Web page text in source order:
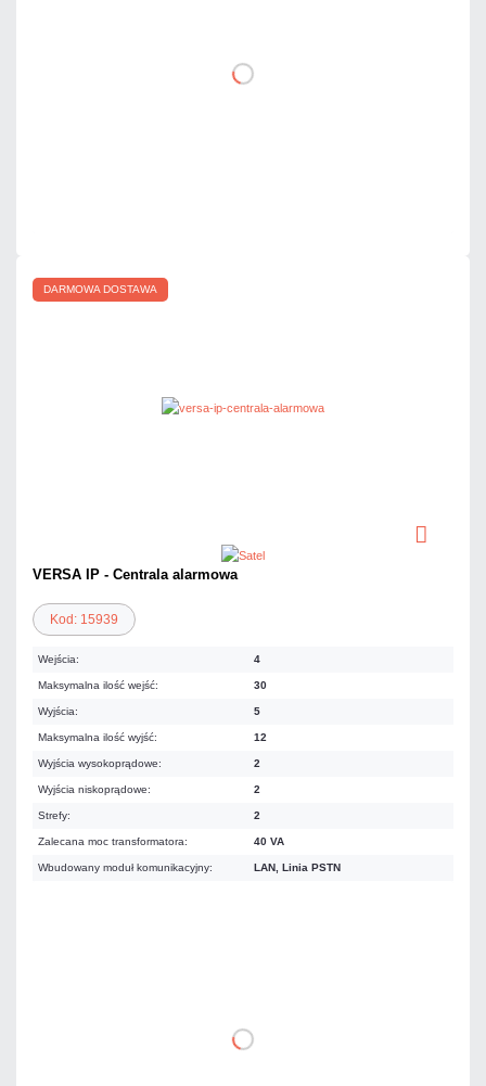
DO KOSZYKA
DARMOWA DOSTAWA
VERSA IP - Centrala alarmowa
Kod: 15939
Wejścia: 4
Maksymalna ilość wejść: 30
Wyjścia: 5
Maksymalna ilość wyjść: 12
Wyjścia wysokoprądowe: 2
Wyjścia niskoprądowe: 2
Strefy: 2
Zalecana moc transformatora: 40 VA
Wbudowany moduł komunikacyjny: LAN, Linia PSTN
DO KOSZYKA